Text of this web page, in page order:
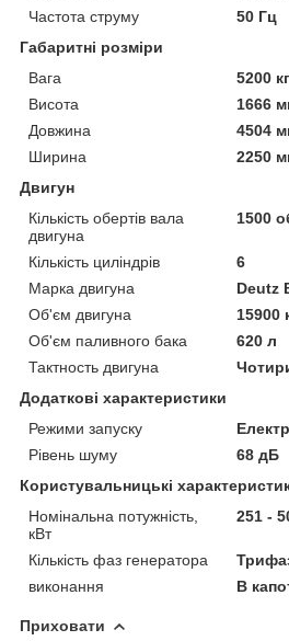
Частота струму
50 Гц
Габаритні розміри
Вага
5200 кг
Висота
1666
Довжина
4504
Ширина
2250
Двигун
Кількість обертів вала
двигуна
1500
Кількість циліндрів
6
Марка двигуна
Deutz
Об'єм двигуна
15900
Об'єм паливного бака
620 л
Тактность двигуна
Додаткові характеристики
Режими запуску
Рівень шуму
68 дБ
Користувальницькі
Номінальна потужність,
кВт
251 -
Кількість фаз генератора
виконання
В
Приховати